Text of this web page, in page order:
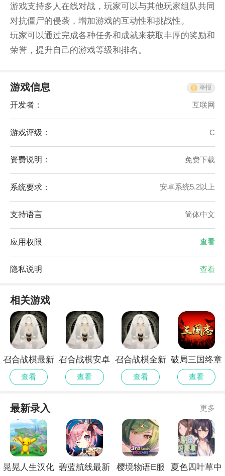
游戏支持多人在线对战，玩家可以与其他玩家组队共同
对抗僵尸的侵袭，增加游戏的互动性和挑战性。
玩家可以通过完成各种任务和成就来获取丰厚的奖励和
荣誉，提升自己的游戏等级和排名。
游戏信息 举报
开发者： 互联网
游戏评级： C
资费说明： 免费下载
系统要求： 安卓系统5.2以上
支持语言 简体中文
应用权限 查看
隐私说明 查看
相关游戏
召合战棋最新
官方
查看
召合战棋安卓
版
查看
召合战棋全新
版
查看
破局三国终章
官方安卓版
查看
最新录入 更多
晃晃人生汉化 碧蓝航线最新
樱境物语E服
夏色四叶草中